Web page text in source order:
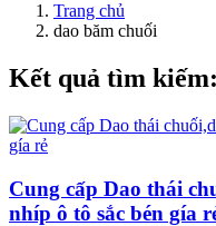
Trang chủ
dao băm chuối
Kết quả tìm kiếm:
Cung cấp Dao thái
nhíp ô tô sắc bén gía